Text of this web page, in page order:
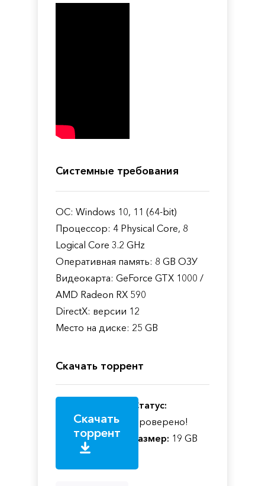
Системные требования
ОС: Windows 10, 11 (64-bit)
Процессор: 4 Physical Core, 8
Logical Core 3.2 GHz
Оперативная память: 8 GB ОЗУ
Видеокарта: GeForce GTX 1000 /
AMD Radeon RX 590
DirectX: версии 12
Место на диске: 25 GB
Скачать торрент
Скачать
торрент
Статус:
Проверено!
Размер: 19 GB